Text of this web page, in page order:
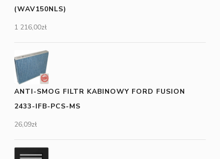
(WAV150NLS)
1 216,00zł
ANTI-SMOG FILTR KABINOWY FORD FUSION
2433-IFB-PCS-MS
26,09zł